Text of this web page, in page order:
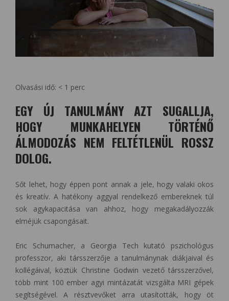
Olvasási idő: < 1 perc
EGY ÚJ TANULMÁNY AZT SUGALLJA,
HOGY MUNKAHELYEN TÖRTÉNŐ
ÁLMODOZÁS NEM FELTÉTLENÜL ROSSZ
DOLOG.
Sőt lehet, hogy éppen pont annak a jele, hogy valaki okos
és kreatív. A hatékony aggyal rendelkező embereknek túl
sok agykapacitása van ahhoz, hogy megakadályozzák
elméjük csapongásait.
Eric Schumacher, a Georgia Tech kutató pszichológus
professzor, aki társszerzője a tanulmánynak diákjaival és
kollégáival, köztük Christine Godwin vezető társszerzővel,
több mint 100 ember agyi mintázatát vizsgálta MRI gépek
segítségével. A résztvevőket arra utasították, hogy öt